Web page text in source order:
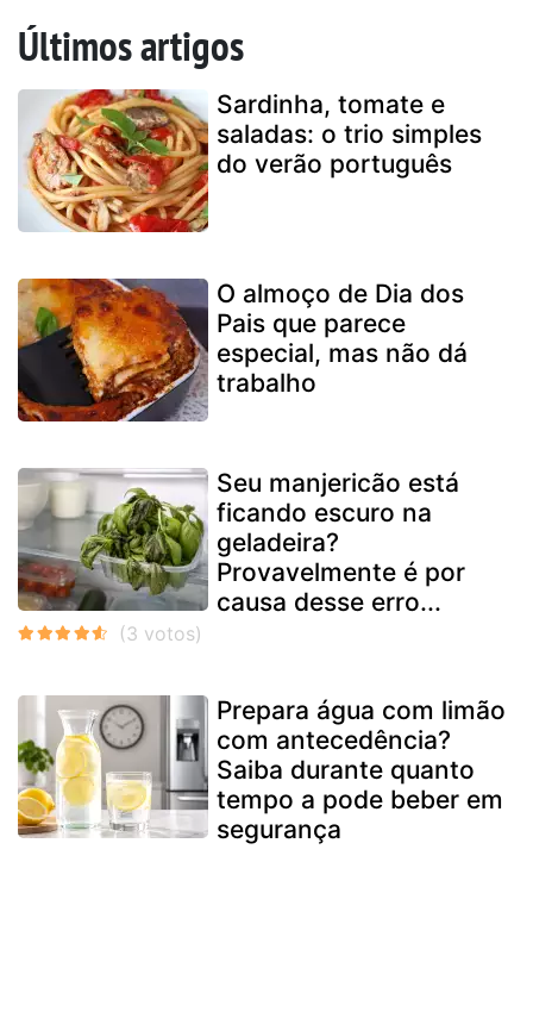
Últimos artigos
Sardinha, tomate e
saladas: o trio simples
do verão português
O almoço de Dia dos
Pais que parece
especial, mas não dá
trabalho
Seu manjericão está
ficando escuro na
geladeira?
Provavelmente é por
causa desse erro...
Prepara água com limão
com antecedência?
Saiba durante quanto
tempo a pode beber em
segurança